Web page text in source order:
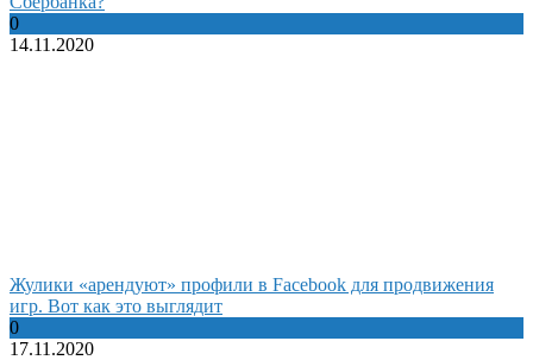
0
14.11.2020
Жулики «арендуют» профили в Facebook для продвижения
игр. Вот как это выглядит
0
17.11.2020